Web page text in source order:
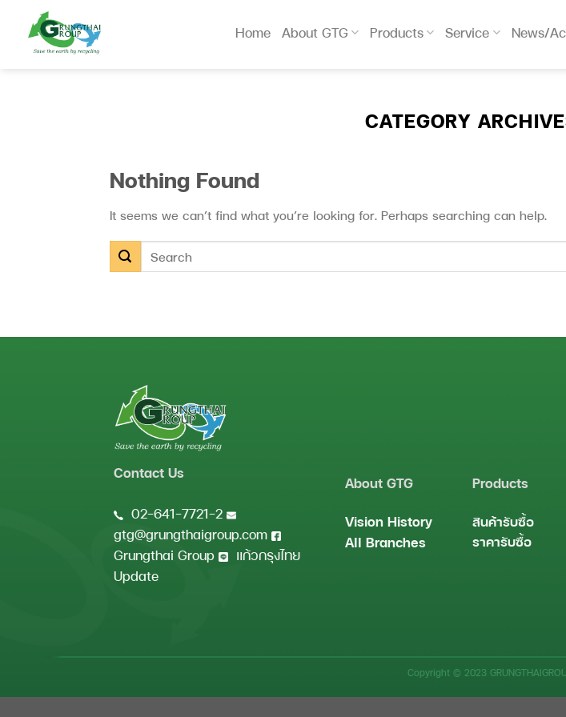
content
Home About GTG Products Service News/
CATEGORY
Nothing Found
It seems we can’t find what you’re looking for. Perhaps searching can help.
Contact Us
02-641-7721-2
gtg@grungthaigroup.com
Grungthai Group
แก้วกรุงไทย
Update
About GTG
Vision History
All Branches
Products
สินค้ารับซื้อ
ราคารับซื้อ
Copyright © 2023